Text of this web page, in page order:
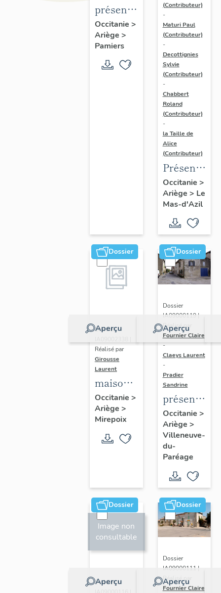
présentation
des
opérations
d'inventaire
de la
Occitanie >
Ariège >
Pamiers
(Contributeur)
-
Maturi Paul
(Contributeur)
-
Decottignies
Sylvie
(Contributeur)
-
Chabbert
Roland
(Contributeur)
-
la Taille de
Alice
(Contributeur)
de
l'opération
d'inventaire
sur la
commune
du Mas
d'Azil
Occitanie >
Ariège > Le
Mas-d'Azil
Dossier
Aperçu
Dossier
Réalisé par
Girousse
Laurent
maison à
pan de
bois de
Mirepoix
Occitanie >
Ariège >
Mirepoix
Dossier
Aperçu
Dossier
IA09000119 |
Réalisé par
Fournier Claire
-
Claeys Laurent
-
Pradier
Sandrine
de la
commune
de
Villeneuve-
du-
Paréage
Occitanie >
Ariège >
Villeneuve-
du-
Paréage
Dossier
Image non
consultable
Aperçu
Dossier
Dossier
Aperçu
Dossier
IA09000111 |
Réalisé par
Fournier Claire